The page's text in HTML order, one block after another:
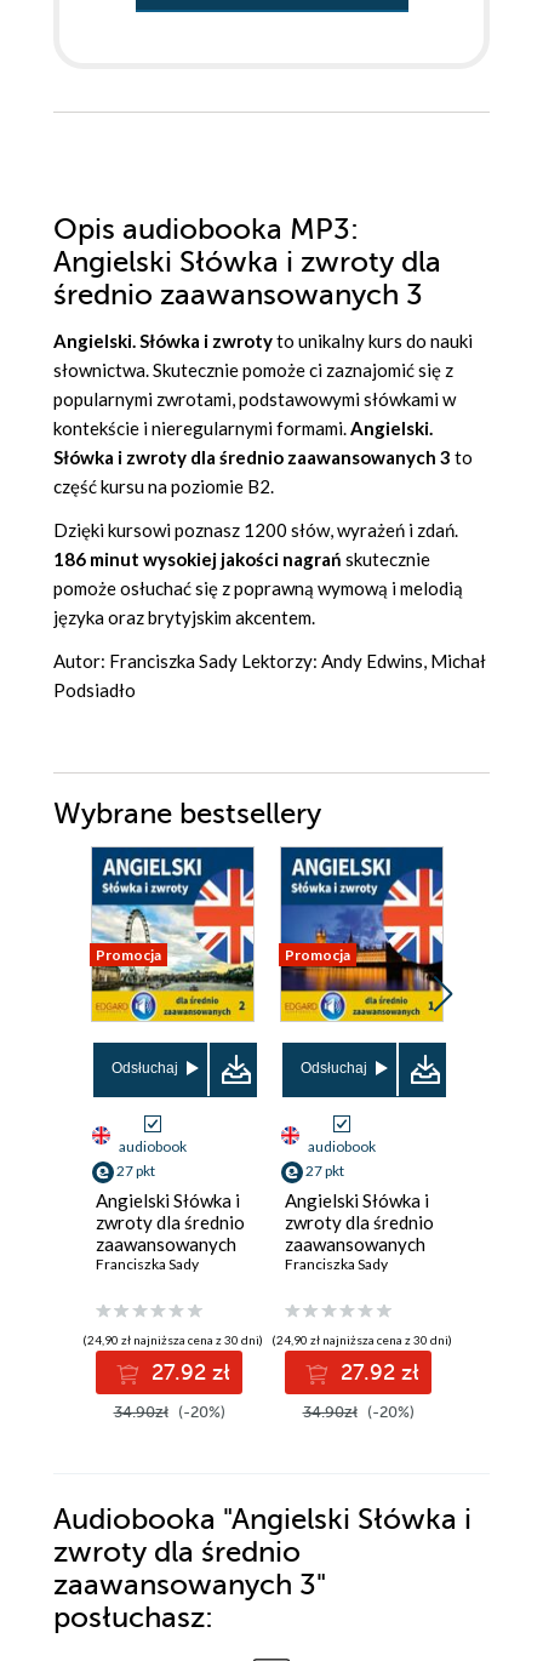
Opis audiobooka MP3:
Angielski Słówka i zwroty dla
średnio zaawansowanych 3
Angielski. Słówka i zwrotyto unikalny kurs do nauki
słownictwa. Skutecznie pomoże ci zaznajomić się z
popularnymi zwrotami, podstawowymi słówkami w
kontekście i nieregularnymi formami.Angielski.
Słówka i zwroty dla średnio zaawansowanych 3 to
część kursu na poziomie B2.
Dzięki kursowi poznasz 1200 słów, wyrażeń i zdań.
186 minut wysokiej jakości nagrań skutecznie
pomoże osłuchać się z poprawną wymową i melodią
języka oraz brytyjskim akcentem.
Autor: Franciszka Sady Lektorzy: Andy Edwins, Michał
Podsiadło
Wybrane bestsellery
Promocja
Odsłuchaj
audiobook
27 pkt
Angielski Słówka i
zwroty dla średnio
zaawansowanych
2
Franciszka Sady
(24,90 zł najniższa cena z 30 dni)
27.92 zł
34.90zł (-20%)
Promocja
Odsłuchaj
audiobook
27 pkt
Angielski Słówka i
zwroty dla średnio
zaawansowanych
1
Franciszka Sady
(24,90 zł najniższa cena z 30 dni)
27.92 zł
34.90zł (-20%)
Audiobooka "Angielski Słówka i
zwroty dla średnio
zaawansowanych 3"
posłuchasz: